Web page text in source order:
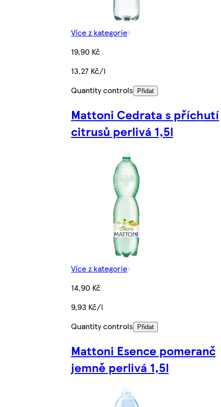
Více z kategorie
19,90 Kč
13,27 Kč/l
Quantity controls
Přidat
Mattoni Cedrata s příchutí
citrusů perlivá 1,5l
Více z kategorie
14,90 Kč
9,93 Kč/l
Quantity controls
Přidat
Mattoni Esence pomeranč
jemně perlivá 1,5l